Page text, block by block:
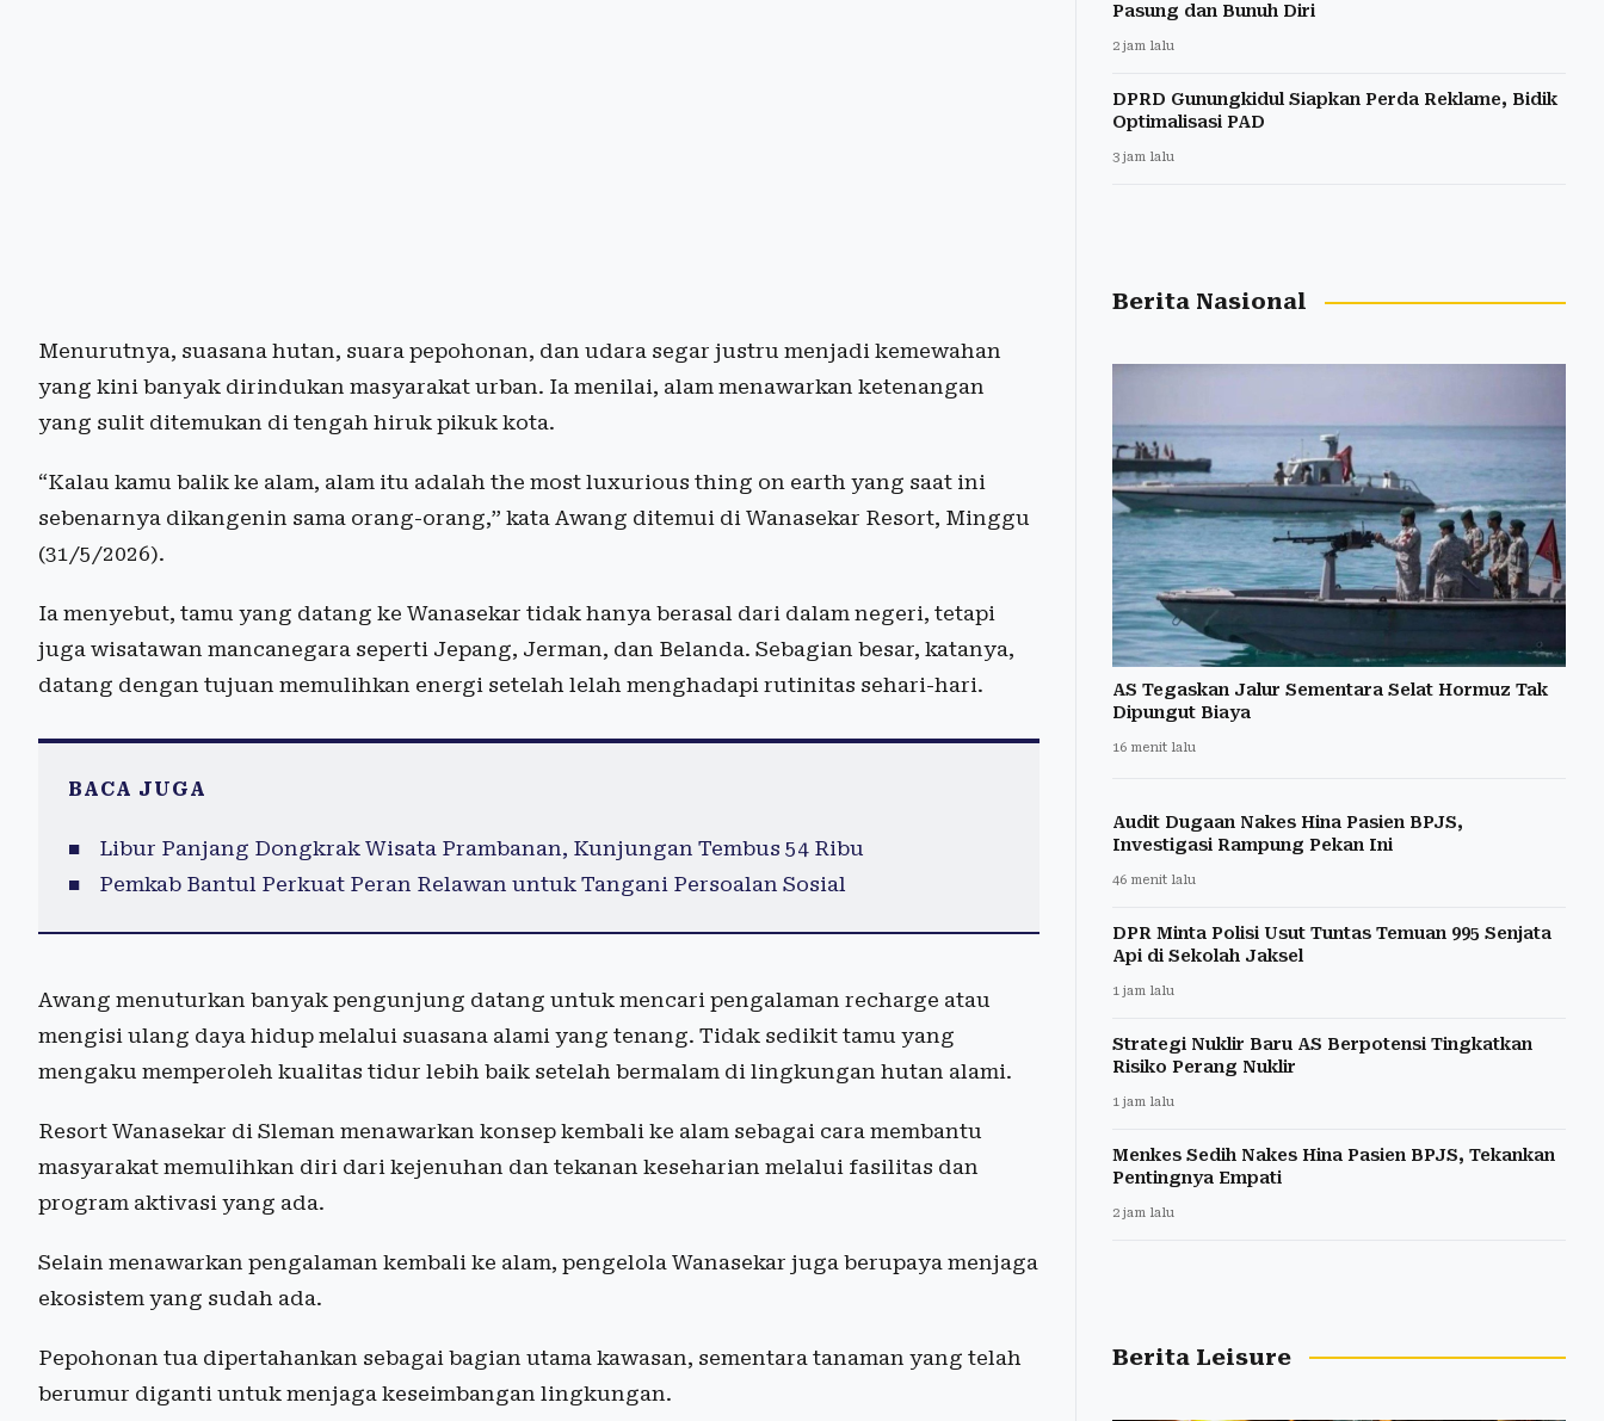
Menurutnya, suasana hutan, suara pepohonan, dan udara segar justru menjadi kemewahan
yang kini banyak dirindukan masyarakat urban. Ia menilai, alam menawarkan ketenangan
yang sulit ditemukan di tengah hiruk pikuk kota.
“Kalau kamu balik ke alam, alam itu adalah the most luxurious thing on earth yang saat ini
sebenarnya dikangenin sama orang-orang,” kata Awang ditemui di Wanasekar Resort, Minggu
(31/5/2026).
Ia menyebut, tamu yang datang ke Wanasekar tidak hanya berasal dari dalam negeri, tetapi
juga wisatawan mancanegara seperti Jepang, Jerman, dan Belanda. Sebagian besar, katanya,
datang dengan tujuan memulihkan energi setelah lelah menghadapi rutinitas sehari-hari.
BACA JUGA
Libur Panjang Dongkrak Wisata Prambanan, Kunjungan Tembus 54 Ribu
Pemkab Bantul Perkuat Peran Relawan untuk Tangani Persoalan Sosial
Awang menuturkan banyak pengunjung datang untuk mencari pengalaman recharge atau
mengisi ulang daya hidup melalui suasana alami yang tenang. Tidak sedikit tamu yang
mengaku memperoleh kualitas tidur lebih baik setelah bermalam di lingkungan hutan alami.
Resort Wanasekar di Sleman menawarkan konsep kembali ke alam sebagai cara membantu
masyarakat memulihkan diri dari kejenuhan dan tekanan keseharian melalui fasilitas dan
program aktivasi yang ada.
Selain menawarkan pengalaman kembali ke alam, pengelola Wanasekar juga berupaya menjaga
ekosistem yang sudah ada.
Pepohonan tua dipertahankan sebagai bagian utama kawasan, sementara tanaman yang telah
berumur diganti untuk menjaga keseimbangan lingkungan.
Pasung dan Bunuh Diri
2 jam lalu
DPRD Gunungkidul Siapkan Perda Reklame, Bidik
Optimalisasi PAD
3 jam lalu
Berita Nasional
AS Tegaskan Jalur Sementara Selat Hormuz Tak
Dipungut Biaya
16 menit lalu
Audit Dugaan Nakes Hina Pasien BPJS,
Investigasi Rampung Pekan Ini
46 menit lalu
DPR Minta Polisi Usut Tuntas Temuan 995 Senjata
Api di Sekolah Jaksel
1 jam lalu
Strategi Nuklir Baru AS Berpotensi Tingkatkan
Risiko Perang Nuklir
1 jam lalu
Menkes Sedih Nakes Hina Pasien BPJS, Tekankan
Pentingnya Empati
2 jam lalu
Berita Leisure